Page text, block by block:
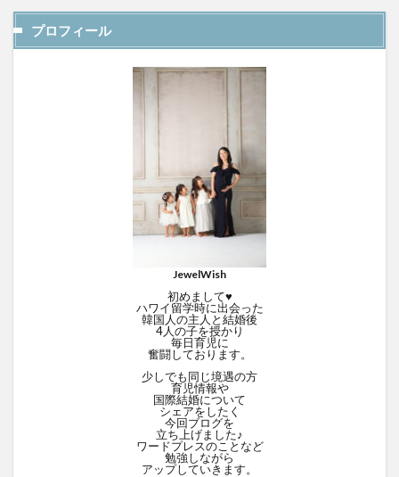
プロフィール
JewelWish
初めまして♥
ハワイ留学時に出会った
韓国人の主人と結婚後
4人の子を授かり
毎日育児に
奮闘しております。
少しでも同じ境遇の方
育児情報や
国際結婚について
シェアをしたく
今回ブログを
立ち上げました♪
ワードプレスのことなど
勉強しながら
アップしていきます。